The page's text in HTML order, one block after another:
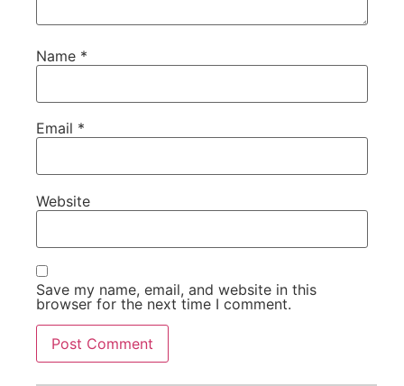
Name *
Email *
Website
Save my name, email, and website in this
browser for the next time I comment.